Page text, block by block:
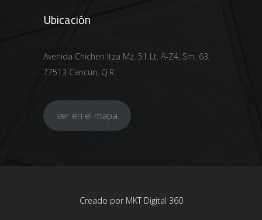
Ubicación
Avenida Chichen Itza Mz. 51 Lt. A-Z4, Sm. 63,
77513 Cancún, Q.R.
ver en el mapa
Creado por MKT Digital 360